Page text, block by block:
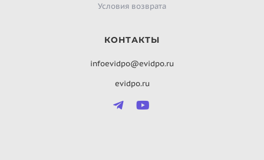
Условия возврата
КОНТАКТЫ
infoevidpo@evidpo.ru
evidpo.ru